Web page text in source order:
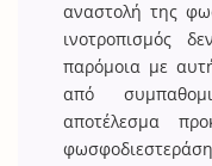
αναστολή της
ινοτροπισμός
παρόμοια με
από
αποτέλεσμα